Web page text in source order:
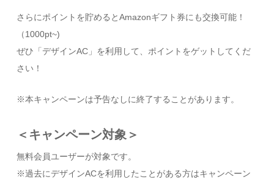
さらにポイントを貯めるとAmazonギフト券にも交換可能！
（1000pt~)
ぜひ「デザインAC」を利用して、ポイントをゲットしてくだ
さい！
※本キャンペーンは予告なしに終了することがあります。
＜キャンペーン対象＞
無料会員ユーザーが対象です。
※過去にデザインACを利用したことがある方はキャンペーン